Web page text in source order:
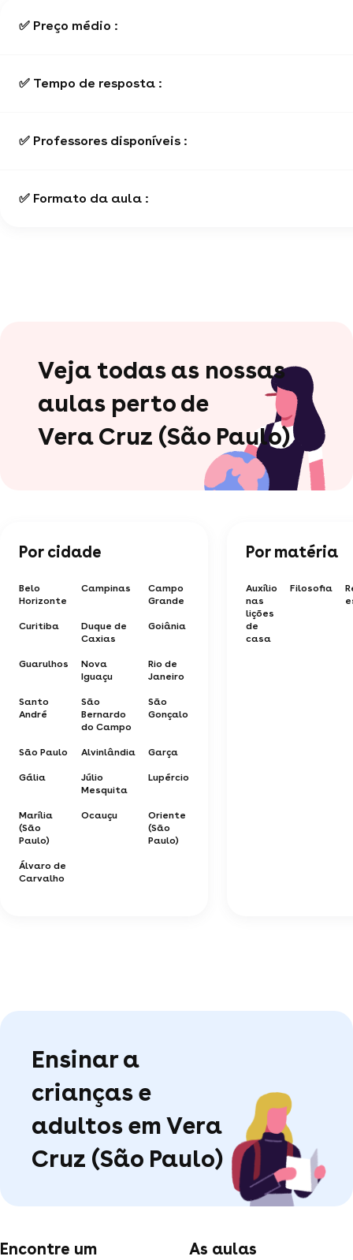
✅ Preço médio :
✅ Tempo de resposta :
✅ Professores disponíveis :
✅ Formato da aula :
Veja todas as nossas
aulas perto de
Vera Cruz (São Paulo)
Por cidade
Belo
Horizonte
Campinas
Campo
Grande
Curitiba
Duque de
Caxias
Goiânia
Guarulhos
Nova
Iguaçu
Rio de
Janeiro
Santo
André
São
Bernardo
do Campo
São
Gonçalo
São Paulo Alvinlândia Garça
Gália
Júlio
Mesquita
Lupércio
Marília
(São
Paulo)
Ocauçu
Oriente
(São
Paulo)
Álvaro de
Carvalho
Por matéria
Auxílio
nas
lições
de
casa
Filosofia
Ensinar a
crianças e
adultos em Vera
Cruz (São Paulo)
Encontre um
As aulas